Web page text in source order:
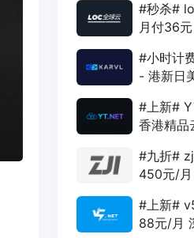
400G
#秒杀#
月付36
40G 1T
#小时计
- 港新日
20G 5T
#上新#
香港精
CMI
#九折#
450元/
优化和纯
#上新#
88元/月